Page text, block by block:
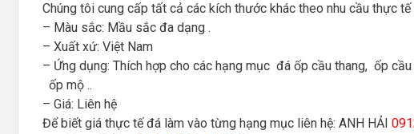
Chúng tôi cung cấp tất cả các kích thước khác theo nhu cầu thực tế
– Màu sắc: Mầu sắc đa dạng .
– Xuất xứ: Việt Nam
– Ứng dụng: Thích hợp cho các hạng mục đá ốp cầu thang, ốp
ốp mộ ..
– Giá: Liên hệ
Để biết giá thực tế đá làm vào từng hạng mục liên hệ: ANH HẢI